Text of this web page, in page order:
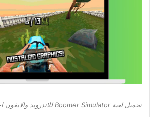
تحميل لعبة Boomer Simulator للاندرويد والايفون اخر اصدار مجانا 2024